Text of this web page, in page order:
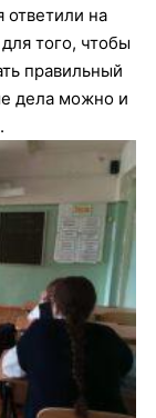
ответили на
того, чтобы
правильный
дела можно и